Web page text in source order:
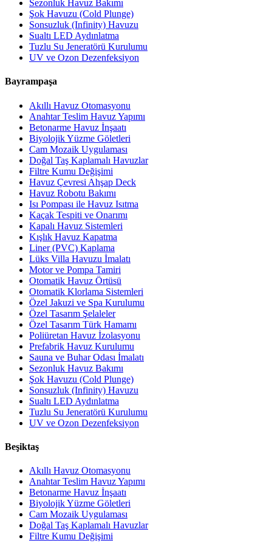
Sezonluk Havuz Bakımı
Şok Havuzu (Cold Plunge)
Sonsuzluk (Infinity) Havuzu
Sualtı LED Aydınlatma
Tuzlu Su Jeneratörü Kurulumu
UV ve Ozon Dezenfeksiyon
Bayrampaşa
Akıllı Havuz Otomasyonu
Anahtar Teslim Havuz Yapımı
Betonarme Havuz İnşaatı
Biyolojik Yüzme Göletleri
Cam Mozaik Uygulaması
Doğal Taş Kaplamalı Havuzlar
Filtre Kumu Değişimi
Havuz Çevresi Ahşap Deck
Havuz Robotu Bakımı
Isı Pompası ile Havuz Isıtma
Kaçak Tespiti ve Onarımı
Kapalı Havuz Sistemleri
Kışlık Havuz Kapatma
Liner (PVC) Kaplama
Lüks Villa Havuzu İmalatı
Motor ve Pompa Tamiri
Otomatik Havuz Örtüsü
Otomatik Klorlama Sistemleri
Özel Jakuzi ve Spa Kurulumu
Özel Tasarım Şelaleler
Özel Tasarım Türk Hamamı
Poliüretan Havuz İzolasyonu
Prefabrik Havuz Kurulumu
Sauna ve Buhar Odası İmalatı
Sezonluk Havuz Bakımı
Şok Havuzu (Cold Plunge)
Sonsuzluk (Infinity) Havuzu
Sualtı LED Aydınlatma
Tuzlu Su Jeneratörü Kurulumu
UV ve Ozon Dezenfeksiyon
Beşiktaş
Akıllı Havuz Otomasyonu
Anahtar Teslim Havuz Yapımı
Betonarme Havuz İnşaatı
Biyolojik Yüzme Göletleri
Cam Mozaik Uygulaması
Doğal Taş Kaplamalı Havuzlar
Filtre Kumu Değişimi